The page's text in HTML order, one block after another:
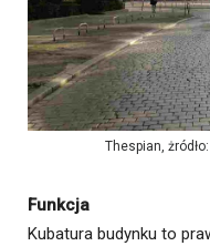
Thespian,
Funkcja
Kubatura budynku to